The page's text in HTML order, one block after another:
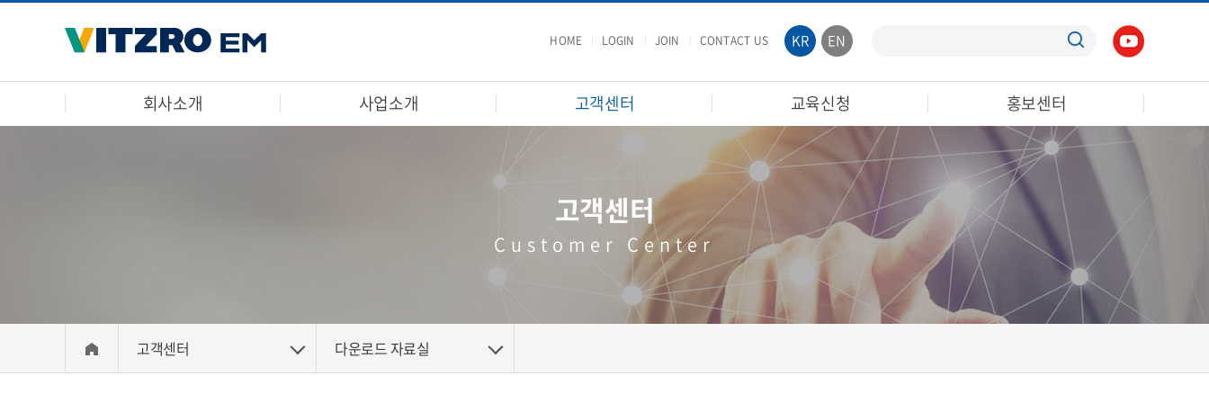
HOME LOGIN JOIN CONTACT US KR EN
회사소개 사업소개 고객센터 교육신청 홍보센터
고객센터
Customer Center
고객센터 다운로드 자료실